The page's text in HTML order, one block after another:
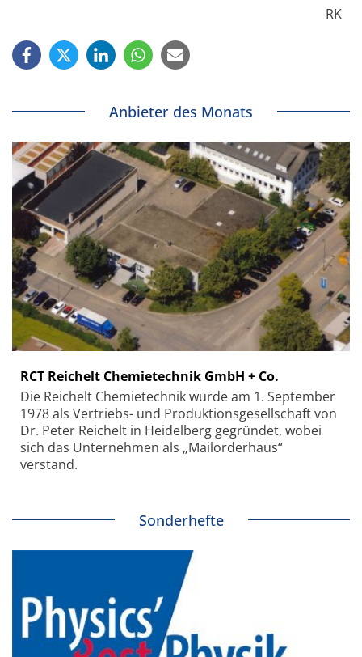
RK
Anbieter des Monats
RCT Reichelt Chemietechnik GmbH + Co.
Die Reichelt Chemietechnik wurde am 1. September
1978 als Vertriebs- und Produktionsgesellschaft von
Dr. Peter Reichelt in Heidelberg gegründet, wobei
sich das Unternehmen als „Mailorderhaus“
verstand.
Sonderhefte